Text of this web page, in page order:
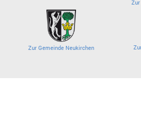
Zur Gemeinde Neukirchen